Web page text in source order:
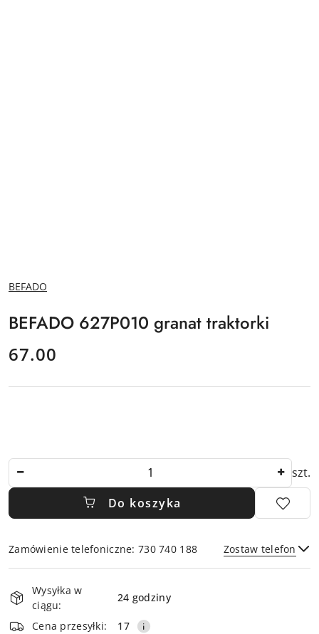
NAZWA
PRODUCENTA:
BEFADO
BEFADO 627P010 granat traktorki
cena:
67.00
szt.
Do koszyka
Zamówienie telefoniczne: 730 740 188 Zostaw telefon
Dostępność
i
dostawa
Wysyłka w
ciągu:
24 godziny
Cena przesyłki: 17